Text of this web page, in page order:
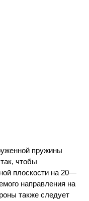
пружины
чтобы
плоскости на 20—
направления на
также следует